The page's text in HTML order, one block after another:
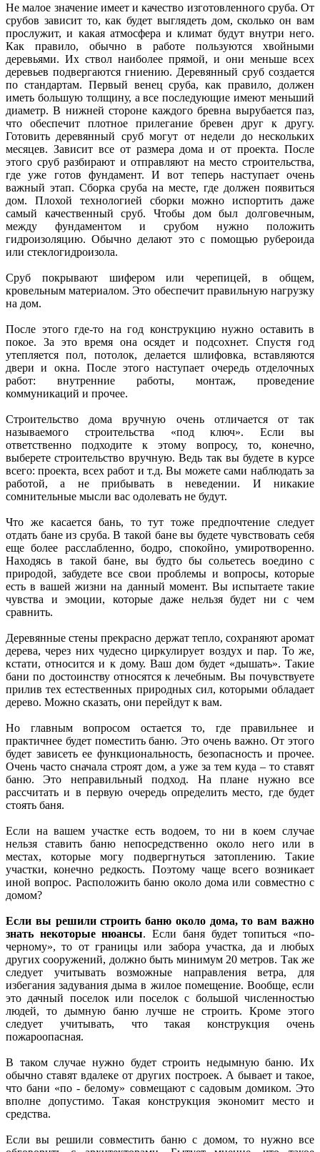
Не малое значение имеет и качество изготовленного сруба. От
срубов зависит то, как будет выглядеть дом, сколько он вам
прослужит, и какая атмосфера и климат будут внутри него.
Как правило, обычно в работе пользуются хвойными
деревьями. Их ствол наиболее прямой, и они меньше всех
деревьев подвергаются гниению. Деревянный сруб создается
по стандартам. Первый венец сруба, как правило, должен
иметь большую толщину, а все последующие имеют меньший
диаметр. В нижней стороне каждого бревна вырубается паз,
что обеспечит плотное прилегание бревен друг к другу.
Готовить деревянный сруб могут от недели до нескольких
месяцев. Зависит все от размера дома и от проекта. После
этого сруб разбирают и отправляют на место строительства,
где уже готов фундамент. И вот теперь наступает очень
важный этап. Сборка сруба на месте, где должен появиться
дом. Плохой технологией сборки можно испортить даже
самый качественный сруб. Чтобы дом был долговечным,
между фундаментом и срубом нужно положить
гидроизоляцию. Обычно делают это с помощью рубероида
или стеклогидроизола.
Сруб покрывают шифером или черепицей, в общем,
кровельным материалом. Это обеспечит правильную нагрузку
на дом.
После этого где-то на год конструкцию нужно оставить в
покое. За это время она осядет и подсохнет. Спустя год
утепляется пол, потолок, делается шлифовка, вставляются
двери и окна. После этого наступает очередь отделочных
работ: внутренние работы, монтаж, проведение
коммуникаций и прочее.
Строительство дома вручную очень отличается от так
называемого строительства «под ключ». Если вы
ответственно подходите к этому вопросу, то, конечно,
выберете строительство вручную. Ведь так вы будете в курсе
всего: проекта, всех работ и т.д. Вы можете сами наблюдать за
работой, а не прибывать в неведении. И никакие
сомнительные мысли вас одолевать не будут.
Что же касается бань, то тут тоже предпочтение следует
отдать бане из сруба. В такой бане вы будете чувствовать себя
еще более расслабленно, бодро, спокойно, умиротворенно.
Находясь в такой бане, вы будто бы сольетесь воедино с
природой, забудете все свои проблемы и вопросы, которые
есть в вашей жизни на данный момент. Вы испытаете такие
чувства и эмоции, которые даже нельзя будет ни с чем
сравнить.
Деревянные стены прекрасно держат тепло, сохраняют аромат
дерева, через них чудесно циркулирует воздух и пар. То же,
кстати, относится и к дому. Ваш дом будет «дышать». Такие
бани по достоинству относятся к лечебным. Вы почувствуете
прилив тех естественных природных сил, которыми обладает
дерево. Можно сказать, они перейдут к вам.
Но главным вопросом остается то, где правильнее и
практичнее будет поместить баню. Это очень важно. От этого
будет зависеть ее функциональность, безопасность и прочее.
Очень часто сначала строят дом, а уже за тем куда – то ставят
баню. Это неправильный подход. На плане нужно все
рассчитать и в первую очередь определить место, где будет
стоять баня.
Если на вашем участке есть водоем, то ни в коем случае
нельзя ставить баню непосредственно около него или в
местах, которые могу подвергнуться затоплению. Такие
участки, конечно редкость. Поэтому чаще всего возникает
иной вопрос. Расположить баню около дома или совместно с
домом?
Если вы решили строить баню около дома, то вам важно
знать некоторые нюансы. Если баня будет топиться «по-
черному», то от границы или забора участка, да и любых
других сооружений, должно быть минимум 20 метров. Так же
следует учитывать возможные направления ветра, для
избегания задувания дыма в жилое помещение. Вообще, если
это дачный поселок или поселок с большой численностью
людей, то дымную баню лучше не строить. Кроме этого
следует учитывать, что такая конструкция очень
пожароопасная.
В таком случае нужно будет строить недымную баню. Их
обычно ставят вдалеке от других построек. А бывает и такое,
что бани «по - белому» совмещают с садовым домиком. Это
вполне допустимо. Такая конструкция экономит место и
средства.
Если вы решили совместить баню с домом, то нужно все